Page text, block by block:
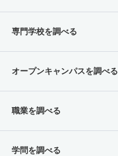
専門学校を調べる
オープンキャンパスを調べる
職業を調べる
学問を調べる